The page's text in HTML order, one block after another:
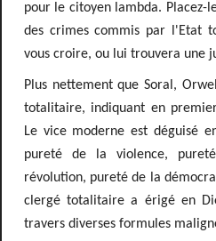
pour le citoyen lambda. Placez-
des crimes commis par l'Etat
vous croire, ou lui trouvera une
Plus nettementque Soral,
totalitaire, indiquant en
Le vice moderne est déguisé
pureté de la violence,
révolution, pureté de la
clergé totalitaire a érigé en
travers diverses formules